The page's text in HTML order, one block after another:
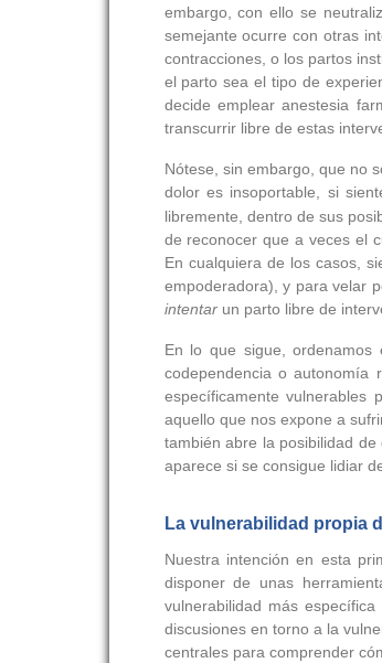
embargo, con ello se
semejante ocurre con otras
contracciones, o los partos
el parto sea el tipo de
decide emplear anestesia
transcurrir libre de estas
Nótese, sin embargo, que no
dolor es insoportable, si
libremente, dentro de sus
de reconocer que a veces el
En cualquiera de los casos,
empoderadora), y para velar
intentarun parto libre de
En lo que sigue,
codependencia o autonomía
específicamente vulnerables
aquello que nos expone a
también abre la posibilidad
aparece si se consigue lidiar
La vulnerabilidad propia
Nuestra intención en esta
disponer de unas
vulnerabilidad más
discusiones en torno a la
centrales para comprender